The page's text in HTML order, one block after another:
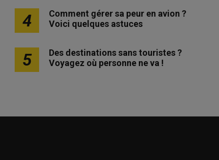
4
Comment gérer sa peur en avion ?
Voici quelques astuces
5
Des destinations sans touristes ?
Voyagez où personne ne va !